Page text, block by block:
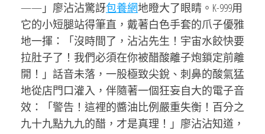
——」廖沾沾驚訝包養網地瞪大了眼睛。K-999用
它的小短腿站得筆直，戴著白色手套的爪子優雅
地一揮：「沒時間了，沾沾先生！宇宙水餃快要
拉肚子了！我們必須在你被醋酸離子炮鎖定前離
開！」話音未落，一股極致尖銳、刺鼻的酸氣猛
地從店門口灌入，伴隨著一個狂妄自大的電子音
效：「警告！這裡的醬油比例嚴重失衡！百分之
九十九點九九的醋，才是真理！」廖沾沾知道，